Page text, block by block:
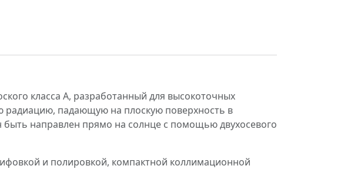
класса A, разработанный для высокоточных
радиацию, падающую на плоскую поверхность в
направлен прямо на солнце с помощью двухосевого
и полировкой, компактной коллимационной